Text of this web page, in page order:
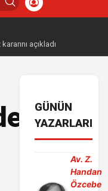
açıkladı
GÜNÜN
YAZARLARI
Av. Z.
Handan
Özcebe